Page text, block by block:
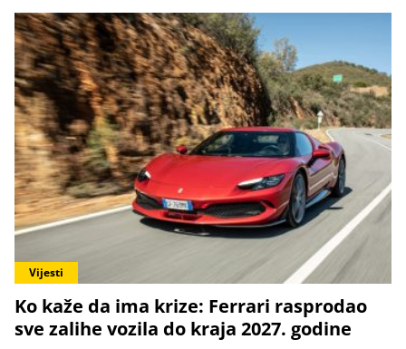
Vijesti
Ko kaže da ima krize: Ferrari rasprodao
sve zalihe vozila do kraja 2027. godine